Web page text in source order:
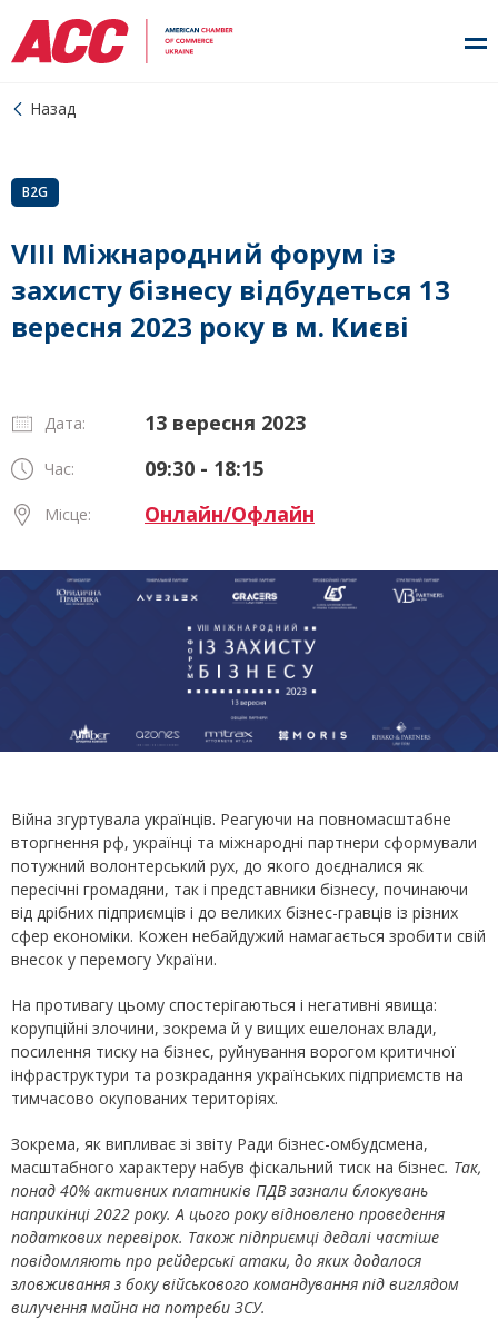
Назад
B2G
VIII Міжнародний форум із
захисту бізнесу відбудеться 13
вересня 2023 року в м. Києві
Дата: 13 вересня 2023
Час: 09:30 - 18:15
Місце: Онлайн/Офлайн
Війна згуртувала українців. Реагуючи на повномасштабне
вторгнення рф, українці та міжнародні партнери сформували
потужний волонтерський рух, до якого доєдналися як
пересічні громадяни, так і представники бізнесу, починаючи
від дрібних підприємців і до великих бізнес-гравців із різних
сфер економіки. Кожен небайдужий намагається зробити свій
внесок у перемогу України.
На противагу цьому спостерігаються і негативні явища:
корупційні злочини, зокрема й у вищих ешелонах влади,
посилення тиску на бізнес, руйнування ворогом критичної
інфраструктури та розкрадання українських підприємств на
тимчасово окупованих територіях.
Зокрема, як випливає зі звіту Ради бізнес-омбудсмена,
масштабного характеру набув фіскальний тиск на бізнес. Так,
понад 40% активних платників ПДВ зазнали блокувань
наприкінці 2022 року. А цього року відновлено проведення
податкових перевірок. Також підприємці дедалі частіше
повідомляють про рейдерські атаки, до яких додалося
зловживання з боку військового командування під виглядом
вилучення майна на потреби ЗСУ.